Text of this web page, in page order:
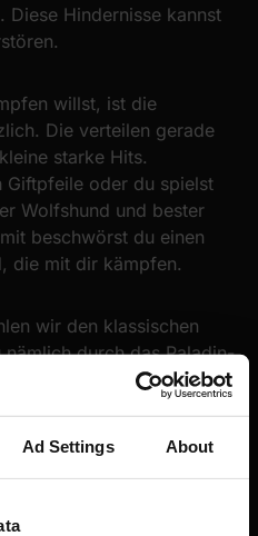
Ad Settings About
Diese Hindernisse kannst
willst, ist die
Die verteilen gerade
starke Hits.
Giftpfeile oder du spielst
Wolfshund und bester
beschwörst du einen
die mit dir kämpfen.
wir den klassischen
durch das Paladin-
der sengende Schlag
Waffen immer wieder
Rückzug nutzen, um
aufzubauen.